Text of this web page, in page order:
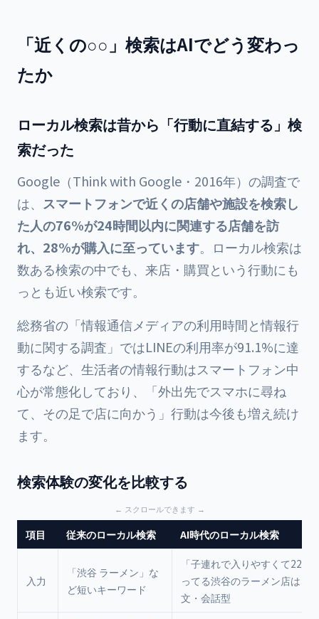
「近くの○○」検索はAIでどう変わっ
たか
ローカル検索は昔から「行動に直結する」検
索だった
Google（Think with Google・2016年）の調査で
は、 スマートフォンで近くの店舗や施設を検索し
た人の76%が24時間以内に関連する店舗を訪
れ、28%が購入に至っています。ローカル検索は
数ある検索の中でも、来店・購買という行動にも
っとも近い検索です。
総務省の「情報通信メディアの利用時間と情報行
動に関する調査」ではLINEの利用率が91.1%に達
するなど、生活者の情報行動はスマートフォン中
心が常態化しており、「外出先でスマホに尋ね
て、その足で店に向かう」行動は今後も増え続け
ます。
検索体験の変化を比較する
項目 従来のローカル検索 AI時代のローカル検索
入力
「渋谷 ラーメン」な
ど短いキーワード
「子連れで入りやすくて22時
ってる渋谷のラーメン店は？
文・会話型